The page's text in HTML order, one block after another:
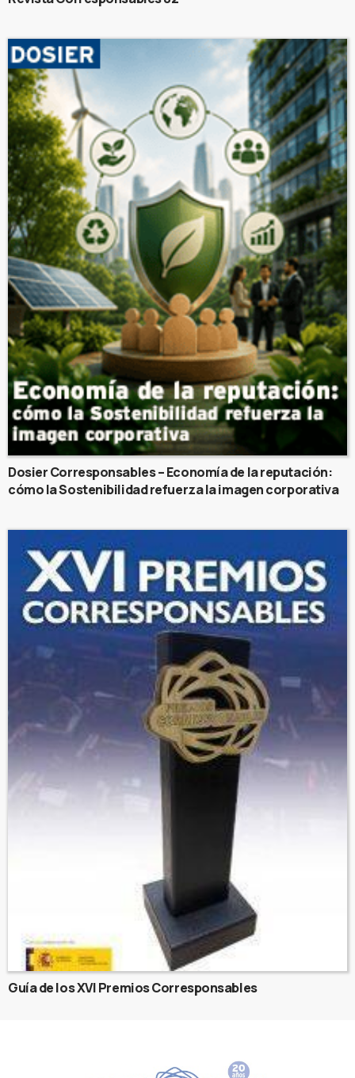
Dosier Corresponsables – Economía de la reputación:
cómo la Sostenibilidad refuerza la imagen corporativa
Guía de los XVI Premios Corresponsables